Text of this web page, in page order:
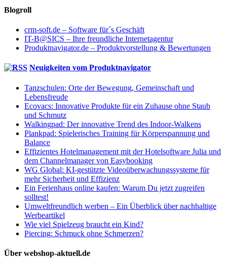
Blogroll
crm-soft.de – Software für´s Geschäft
IT-B@SICS – Ihre freundliche Internetagentur
Produktnavigator.de – Produktvorstellung & Bewertungen
Neuigkeiten vom Produktnavigator
Tanzschulen: Orte der Bewegung, Gemeinschaft und
Lebensfreude
Ecovacs: Innovative Produkte für ein Zuhause ohne Staub
und Schmutz
Walkingpad: Der innovative Trend des Indoor-Walkens
Plankpad: Spielerisches Training für Körperspannung und
Balance
Effizientes Hotelmanagement mit der Hotelsoftware Julia und
dem Channelmanager von Easybooking
WG Global: KI-gestützte Videoüberwachungssysteme für
mehr Sicherheit und Effizienz
Ein Ferienhaus online kaufen: Warum Du jetzt zugreifen
solltest!
Umweltfreundlich werben – Ein Überblick über nachhaltige
Werbeartikel
Wie viel Spielzeug braucht ein Kind?
Piercing: Schmuck ohne Schmerzen?
Über webshop-aktuell.de